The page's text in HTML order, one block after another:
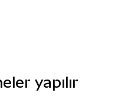
yapılır